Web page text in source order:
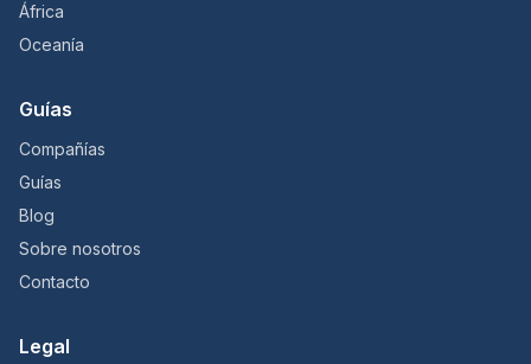
África
Oceanía
Guías
Compañías
Guías
Blog
Sobre nosotros
Contacto
Legal